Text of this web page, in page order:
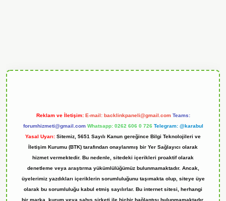
Reklam ve İletişim: E-mail: backlinkpaneli@gmail.com Teams:
forumhizmeti@gmail.com Whatsapp: 0262 606 0 726 Telegram: @karabul
Yasal Uyarı: Sitemiz, 5651 Sayılı Kanun gereğince Bilgi Teknolojileri ve
İletişim Kurumu (BTK) tarafından onaylanmış bir Yer Sağlayıcı olarak
hizmet vermektedir. Bu nedenle, sitedeki içerikleri proaktif olarak
denetleme veya araştırma yükümlülüğümüz bulunmamaktadır. Ancak,
üyelerimiz yazdıkları içeriklerin sorumluluğunu taşımakta olup, siteye üye
olarak bu sorumluluğu kabul etmiş sayılırlar. Bu internet sitesi, herhangi
bir marka, kurum veya şahıs şirketi ile hiçbir bağlantısı bulunmamaktadır.